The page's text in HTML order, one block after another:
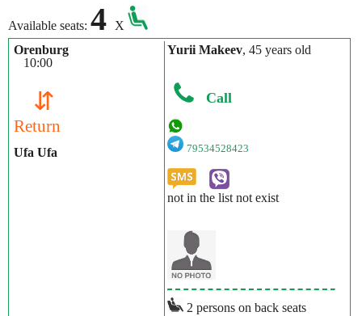
Available seats: 4
X
Orenburg
10:00
⇵
Return
Ufa Ufa
Yurii Makeev, 45 years old
Call
79534528423
not in the list not exist
2 persons on back seats